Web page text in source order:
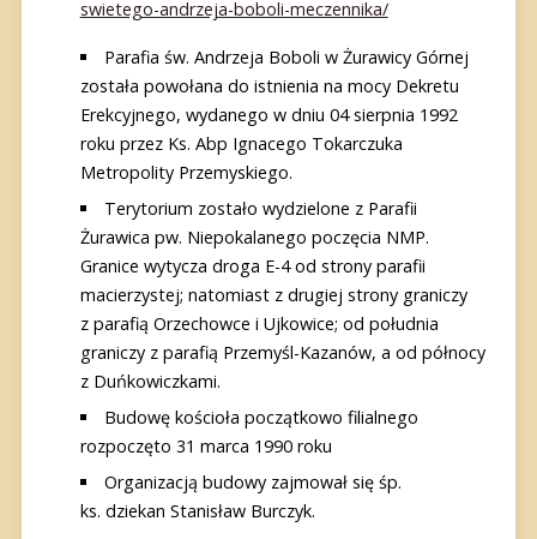
swietego-andrzeja-boboli-meczennika/
Parafia św. Andrzeja Boboli w Żurawicy Górnej
została powołana do istnienia na mocy Dekretu
Erekcyjnego, wydanego w dniu 04 sierpnia 1992
roku przez Ks. Abp Ignacego Tokarczuka
Metropolity Przemyskiego.
Terytorium zostało wydzielone z Parafii
Żurawica pw. Niepokalanego poczęcia NMP.
Granice wytycza droga E-4 od strony parafii
macierzystej; natomiast z drugiej strony graniczy
z parafią Orzechowce i Ujkowice; od południa
graniczy z parafią Przemyśl-Kazanów, a od północy
z Duńkowiczkami.
Budowę kościoła początkowo filialnego
rozpoczęto 31 marca 1990 roku
Organizacją budowy zajmował się śp.
ks. dziekan Stanisław Burczyk.